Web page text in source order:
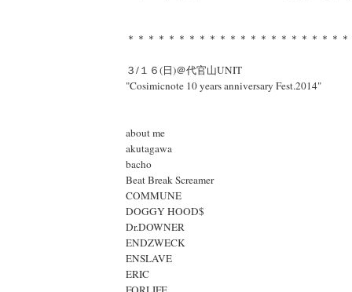
＊＊＊＊＊＊＊＊＊＊＊＊＊＊＊＊＊＊＊＊＊
３/１６(日)＠代官山UNIT
"Cosimicnote 10 years anniversary Fest.2014"
about me
akutagawa
bacho
Beat Break Screamer
COMMUNE
DOGGY HOOD$
Dr.DOWNER
ENDZWECK
ENSLAVE
ERIC